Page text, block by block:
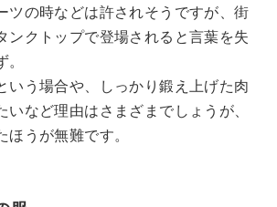
ツの時などは許されそうですが、街
ンクトップで登場されると言葉を失
いう場合や、しっかり鍛え上げた肉
など理由はさまざまでしょうが、
うが無難です。